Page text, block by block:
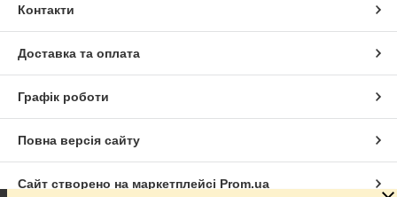
Контакти
Доставка та оплата
Графік роботи
Повна версія сайту
Сайт створено на маркетплейсі Prom.ua